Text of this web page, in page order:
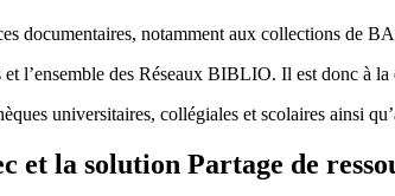
documentaires, notamment aux collections de
et l’ensemble des Réseaux BIBLIO. Il est donc à la
universitaires, collégiales et scolaires ainsi
et la solution Partage de